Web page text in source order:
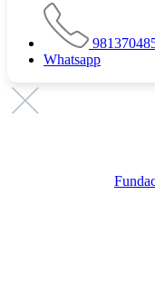
Whatsapp